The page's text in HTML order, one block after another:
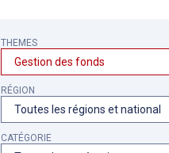
THEMES
RÉGION
CATÉGORIE